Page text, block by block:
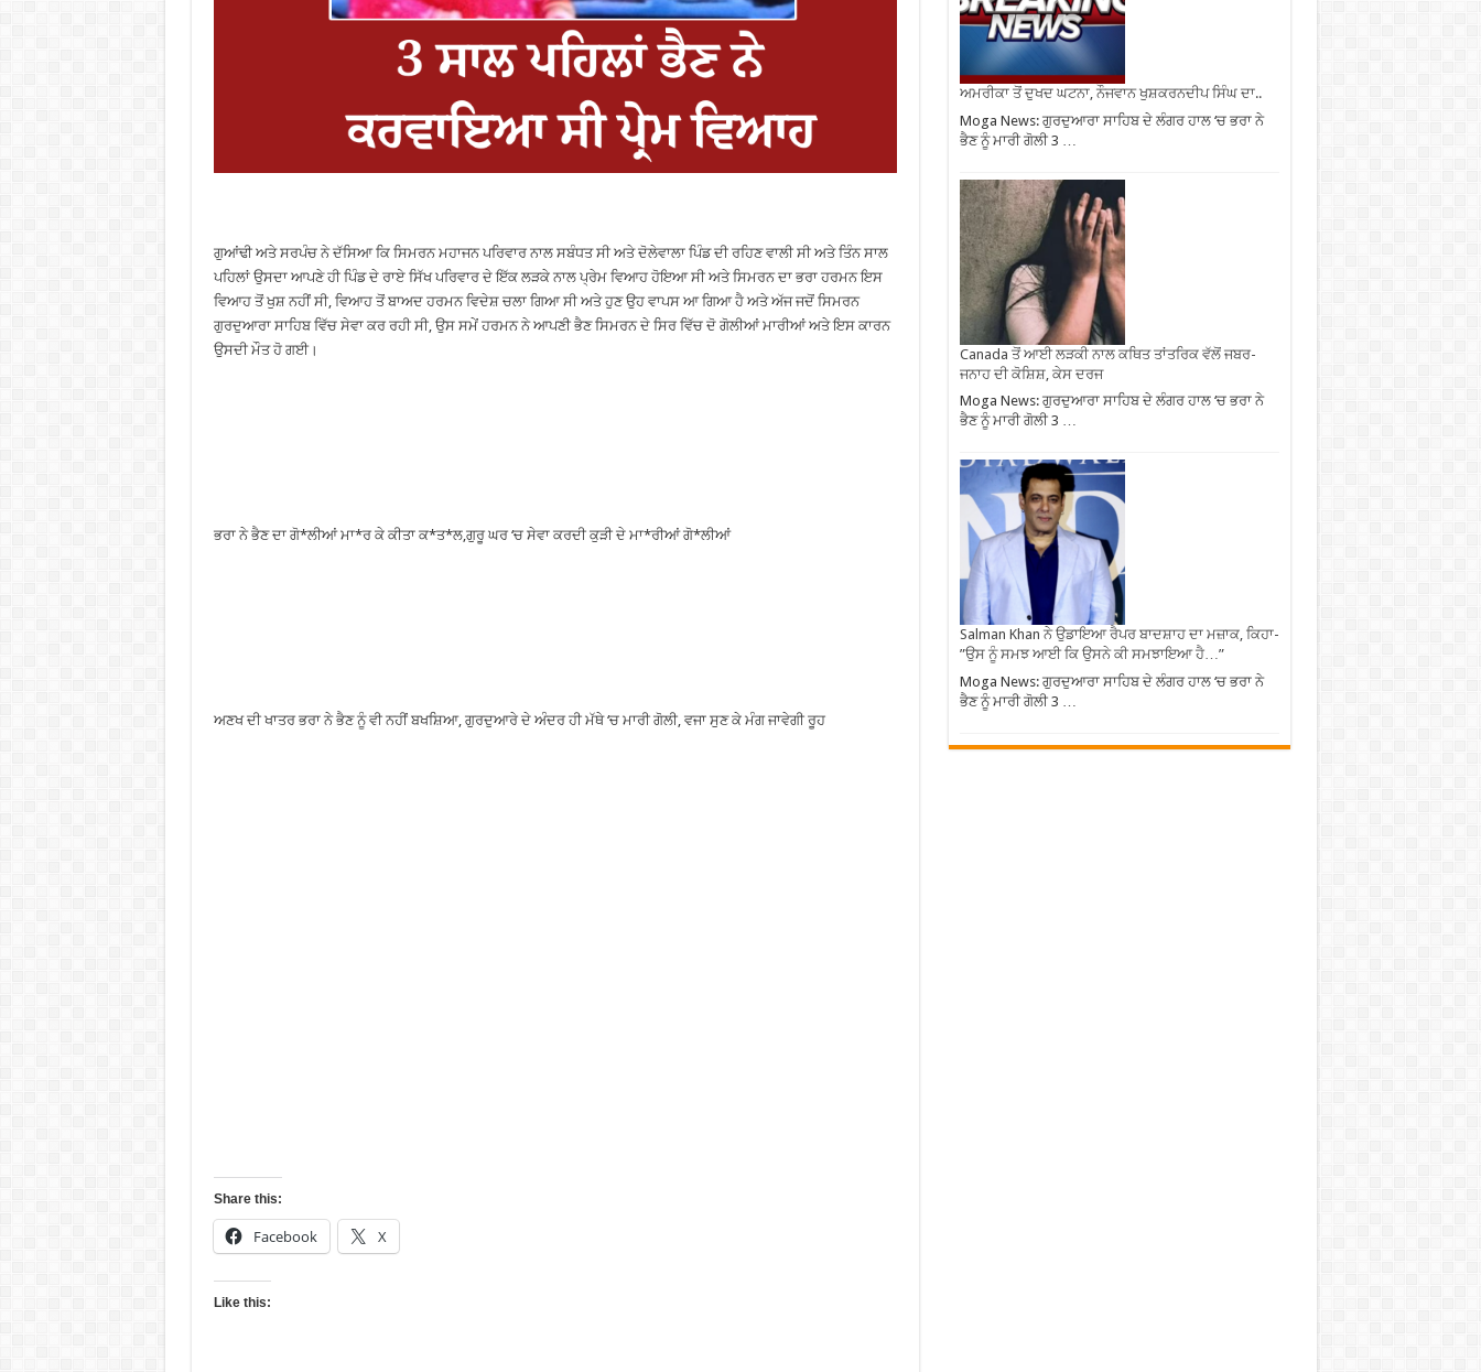
ਗੁਆਂਢੀ ਅਤੇ ਸਰਪੰਚ ਨੇ ਦੱਸਿਆ ਕਿ ਸਿਮਰਨ ਮਹਾਜਨ ਪਰਿਵਾਰ ਨਾਲ ਸਬੰਧਤ ਸੀ ਅਤੇ ਦੋਲੇਵਾਲਾ ਪਿੰਡ ਦੀ ਰਹਿਣ ਵਾਲੀ ਸੀ ਅਤੇ ਤਿੰਨ ਸਾਲ
ਪਹਿਲਾਂ ਉਸਦਾ ਆਪਣੇ ਹੀ ਪਿੰਡ ਦੇ ਰਾਏ ਸਿੱਖ ਪਰਿਵਾਰ ਦੇ ਇੱਕ ਲੜਕੇ ਨਾਲ ਪ੍ਰੇਮ ਵਿਆਹ ਹੋਇਆ ਸੀ ਅਤੇ ਸਿਮਰਨ ਦਾ ਭਰਾ ਹਰਮਨ ਇਸ
ਵਿਆਹ ਤੋਂ ਖੁਸ਼ ਨਹੀਂ ਸੀ, ਵਿਆਹ ਤੋਂ ਬਾਅਦ ਹਰਮਨ ਵਿਦੇਸ਼ ਚਲਾ ਗਿਆ ਸੀ ਅਤੇ ਹੁਣ ਉਹ ਵਾਪਸ ਆ ਗਿਆ ਹੈ ਅਤੇ ਅੱਜ ਜਦੋਂ ਸਿਮਰਨ
ਗੁਰਦੁਆਰਾ ਸਾਹਿਬ ਵਿੱਚ ਸੇਵਾ ਕਰ ਰਹੀ ਸੀ, ਉਸ ਸਮੇਂ ਹਰਮਨ ਨੇ ਆਪਣੀ ਭੈਣ ਸਿਮਰਨ ਦੇ ਸਿਰ ਵਿੱਚ ਦੋ ਗੋਲੀਆਂ ਮਾਰੀਆਂ ਅਤੇ ਇਸ ਕਾਰਨ
ਉਸਦੀ ਮੌਤ ਹੋ ਗਈ।
ਭਰਾ ਨੇ ਭੈਣ ਦਾ ਗੋ*ਲੀਆਂ ਮਾ*ਰ ਕੇ ਕੀਤਾ ਕ*ਤ*ਲ,ਗੁਰੂ ਘਰ ‘ਚ ਸੇਵਾ ਕਰਦੀ ਕੁੜੀ ਦੇ ਮਾ*ਰੀਆਂ ਗੋ*ਲੀਆਂ
ਅਣਖ ਦੀ ਖਾਤਰ ਭਰਾ ਨੇ ਭੈਣ ਨੂੰ ਵੀ ਨਹੀਂ ਬਖਸ਼ਿਆ, ਗੁਰਦੁਆਰੇ ਦੇ ਅੰਦਰ ਹੀ ਮੱਥੇ ‘ਚ ਮਾਰੀ ਗੋਲੀ, ਵਜਾ ਸੁਣ ਕੇ ਮੰਗ ਜਾਵੇਗੀ ਰੂਹ
Share this:
Facebook X
Like this:
ਅਮਰੀਕਾ ਤੋਂ ਦੁਖਦ ਘਟਨਾ, ਨੌਜਵਾਨ ਖੁਸ਼ਕਰਨਦੀਪ ਸਿੰਘ ਦਾ..
Moga News: ਗੁਰਦੁਆਰਾ ਸਾਹਿਬ ਦੇ ਲੰਗਰ ਹਾਲ ‘ਚ ਭਰਾ ਨੇ
ਭੈਣ ਨੂੰ ਮਾਰੀ ਗੋਲੀ 3 …
Canada ਤੋਂ ਆਈ ਲੜਕੀ ਨਾਲ ਕਥਿਤ ਤਾਂਤਰਿਕ ਵੱਲੋਂ ਜਬਰ-
ਜਨਾਹ ਦੀ ਕੋਸ਼ਿਸ਼, ਕੇਸ ਦਰਜ
Moga News: ਗੁਰਦੁਆਰਾ ਸਾਹਿਬ ਦੇ ਲੰਗਰ ਹਾਲ ‘ਚ ਭਰਾ ਨੇ
ਭੈਣ ਨੂੰ ਮਾਰੀ ਗੋਲੀ 3 …
Salman Khan ਨੇ ਉਡਾਇਆ ਰੈਪਰ ਬਾਦਸ਼ਾਹ ਦਾ ਮਜ਼ਾਕ, ਕਿਹਾ-
”ਉਸ ਨੂੰ ਸਮਝ ਆਈ ਕਿ ਉਸਨੇ ਕੀ ਸਮਝਾਇਆ ਹੈ…”
Moga News: ਗੁਰਦੁਆਰਾ ਸਾਹਿਬ ਦੇ ਲੰਗਰ ਹਾਲ ‘ਚ ਭਰਾ ਨੇ
ਭੈਣ ਨੂੰ ਮਾਰੀ ਗੋਲੀ 3 …